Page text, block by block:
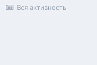
Вся активность